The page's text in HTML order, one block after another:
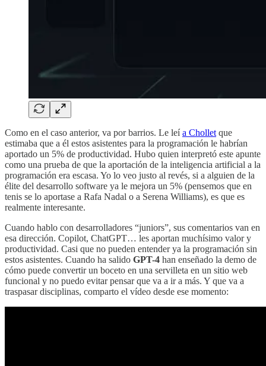
Como en el caso anterior, va por barrios. Le leía Chollet que
estimaba que a él estos asistentes para la programación le habrían
aportado un 5% de productividad. Hubo quien interpretó este apunte
como una prueba de que la aportación de la inteligencia artificial a la
programación era escasa. Yo lo veo justo al revés, si a alguien de la
élite del desarrollo software ya le mejora un 5% (pensemos que en
tenis se lo aportase a Rafa Nadal o a Serena Williams), es que es
realmente interesante.
Cuando hablo con desarrolladores “juniors”, sus comentarios van en
esa dirección. Copilot, ChatGPT… les aportan muchísimo valor y
productividad. Casi que no pueden entender ya la programación sin
estos asistentes. Cuando ha salido GPT-4 han enseñado la demo de
cómo puede convertir un boceto en una servilleta en un sitio web
funcional y no puedo evitar pensar que va a ir a más. Y que va a
traspasar disciplinas, comparto el vídeo desde ese momento: